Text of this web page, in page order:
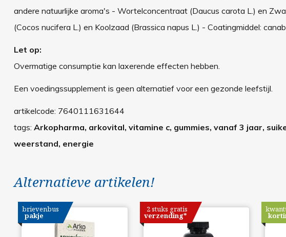
andere natuurlijke aroma's - Wortelconcentraat (Daucus carota L.) en
(Cocos nucifera L.) en Koolzaad (Brassica napus L.) - Coatingmiddel:
Let op:
Overmatige consumptie kan laxerende effecten hebben.
Een voedingssupplement is geen alternatief voor een gezonde leefstijl.
artikelcode: 7640111631644
tags: Arkopharma, arkovital, vitamine c, gummies, vanaf 3 jaar,
weerstand, energie
Alternatieve artikelen!
brievenbus
pakje
2 stuks gratis
verzending*